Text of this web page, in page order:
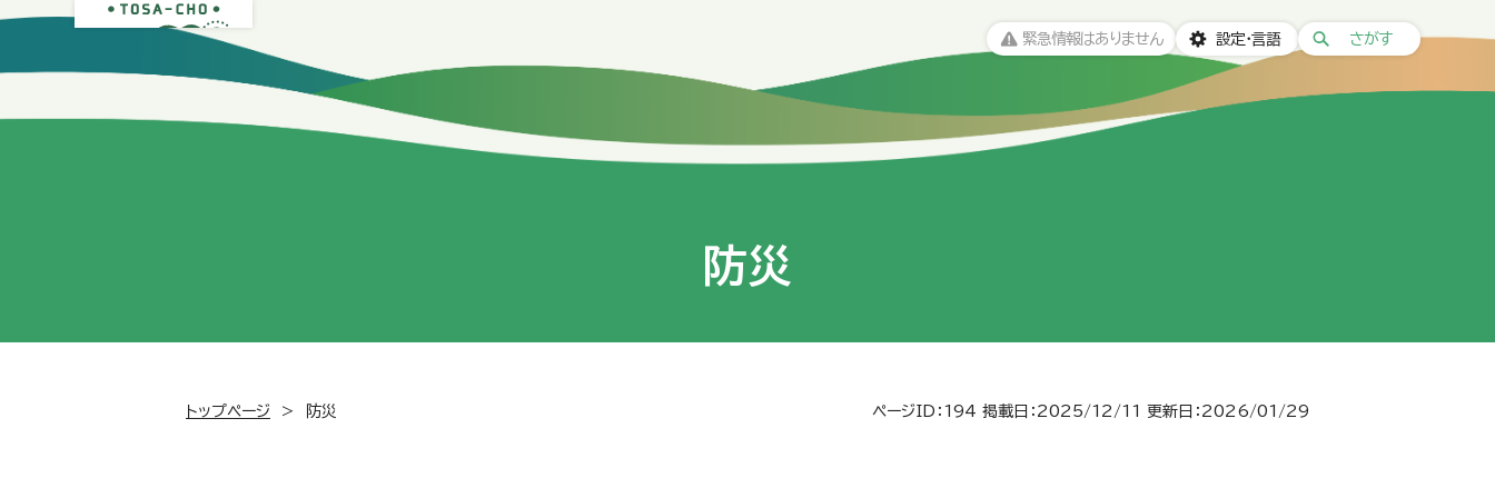
緊急情報はありません 設定・言語 さがす
防災
トップページ > 防災 ページID：194 掲載日：2025/12/11 更新日：2026/01/29